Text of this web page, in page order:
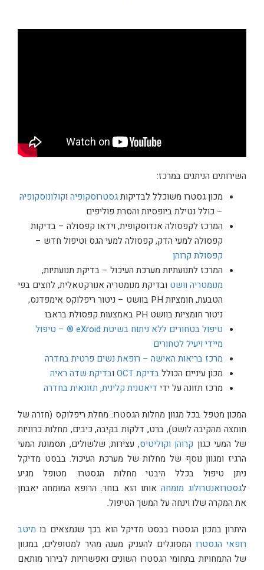
השירותים הניתנים במרכז:
מכון גסטרו משוכלל לבדיקותגסטרוסקופיה וקולונוסקופיה
– כולל נטילת ביופסיות והסרת פוליפים
המרכז לקפסולה אנדוסקופית, וידאו קפסולה – בדיקות
קפסולה למעי הדק, קפסולה למעי הגס וטיפול חדש –
קפסולת קרוהן
המרכז לתנועתיות מערכת העיכול – בדיקת תנועתיות,
מנומטריה וושט ובדיקת מנומטריה אנורקטאלית, לחצים בפי
הטבעת, חומציות PH בוושט – ניטור ריפלוקס אימפדנס,
ניטור חומציות בוושט PH באמצעות קפסולת בראבו
טיפול בטחורים ללא ניתוח בשיטת eXroid ® – טיפול
מיידי ויעיל לטחורים
מרכז בריאות האישה – רופאת נשים פרטית בחדרה
מכון עיניים הכוללבדיקת OCT ובדיקת שדה ראיה
מרכז תזונה על ידי דיאטנית קלינית, תזונאית בחדרה
המכון מטפל בכל מגוון מחלות הגסטרו: מחלת ריפלוקס (חזרה של
חומצה מהקיבה לושט), ברט, דלקות בקיבה, כיבים, מחלות כרוניות
של המעי כגון קרוהן וקוליטיס, עצירות, שלשולים, תסמונת המעי
הרגיז ומגוון נוסף של מחלות של מערכת העיכול. בבסט מדיקל
ניתן טיפול בכלל היבטי מחלות הגסטרו: מטופל מגיע
לגסטרואנטרולוג מומחה אותו הוא בוחר. הרופא המומחה יאבחן
את המקרה שלו וינחה על המשך הטיפול.
היתרון במכון הגסטרו בבסט מדיקל הוא בכך שנמצאים בו מיטב
רופאי הגסטרו המסוגלים להעניק מענה מהיר למטופלים, במגוון
של התמחויות בתחומי הגסטרו השונים ואפשרויות לבירור מותאם